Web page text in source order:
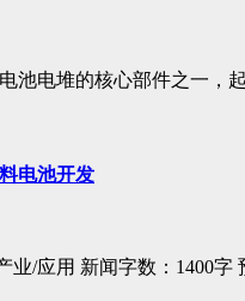
池电堆的核心部件之一，
电池开发
业/应用 新闻字数：1400字